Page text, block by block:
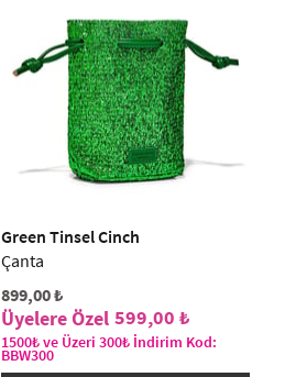
Green Tinsel Cinch
Çanta
899,00 ₺
599,00 ₺
1500₺ ve Üzeri 300₺ İndirim Kod:
BBW300